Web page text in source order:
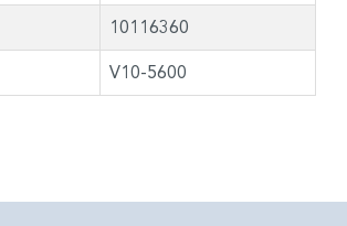
10116360
V10-5600